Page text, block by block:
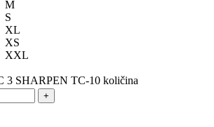
M
S
XL
XS
XXL
3 SHARPEN TC-10 količina
+